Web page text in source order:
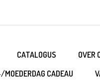
CATALOGUS OVER
CADEAU